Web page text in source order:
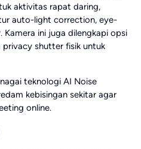
aktivitas rapat daring,
auto-light correction, eye-
ini juga dilengkapi opsi
privacy shutter fisik untuk
teknologi AI Noise
kebisingan sekitar agar
online.